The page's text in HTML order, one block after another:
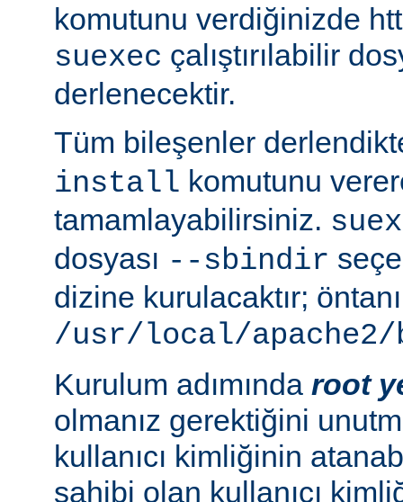
komutunu verdiğinizde
suexec çalıştırılabilir
derlenecektir.
Tüm bileşenler
install komutunu
tamamlayabilirsiniz.
dosyası --sbindir
dizine kurulacaktır;
/usr/local/
Kurulum adımında root
olmanız gerektiğini
kullanıcı kimliğinin
sahibi olan kullanıcı